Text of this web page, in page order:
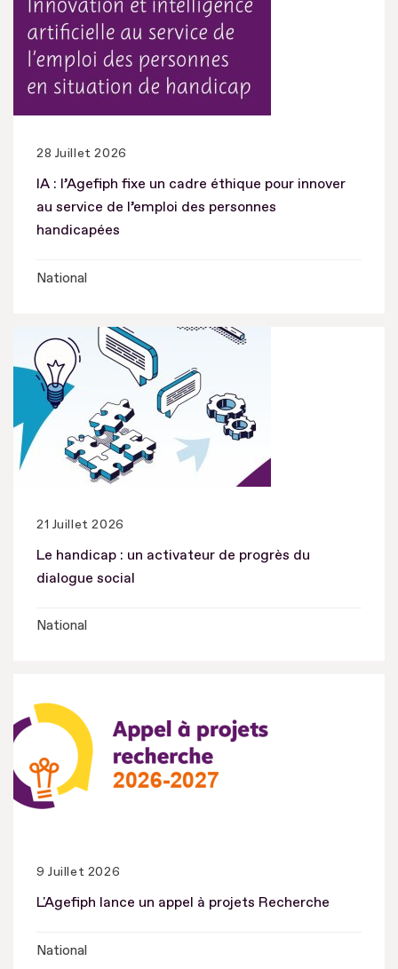
28 Juillet 2026
IA : l’Agefiph fixe un cadre éthique pour innover
au service de l’emploi des personnes
handicapées
National
21 Juillet 2026
Le handicap : un activateur de progrès du
dialogue social
National
9 Juillet 2026
L'Agefiph lance un appel à projets Recherche
National